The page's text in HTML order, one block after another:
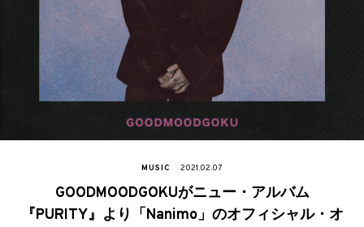
MUSIC 2021.02.07
GOODMOODGOKUがニュー・アルバム
『PURITY』より「Nanimo」のオフィシャル・オ